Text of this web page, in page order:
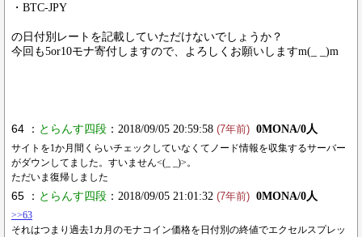
・BTC-JPY
の日付別レートを記載していただけないでしょうか？
今回も5or10モナ寄付しますので、よろしくお願いしますm(_ _)m
64 ： とらんす四段 ：2018/09/05 20:59:58 (7年前) 0MONA/0人
サイトを1か月間くらいチェックしていなくてノード情報を収集するサーバー
がダウンしてました。すいません<(_ _)>。
ただいま復帰しました
65 ： とらんす四段 ：2018/09/05 21:01:32 (7年前) 0MONA/0人
>>63
それはつまり過去1カ月のモナコイン価格を日付別の終値でエクセルスプレッ